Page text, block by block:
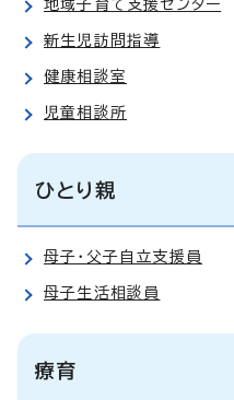
地域子育て支援センター
新生児訪問指導
健康相談室
児童相談所
ひとり親
母子・父子自立支援員
母子生活相談員
療育